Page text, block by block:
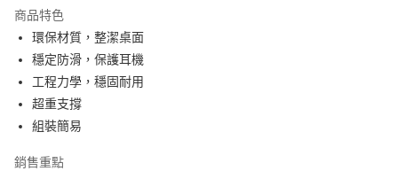
Apple Pay
街口支付
悠遊付
ATM付款
商品特色
環保材質，整潔桌面
穩定防滑，保護耳機
工程力學，穩固耐用
超重支撐
組裝簡易
銷售重點